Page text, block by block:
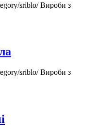
sriblo/Вироби з
sriblo/Вироби з